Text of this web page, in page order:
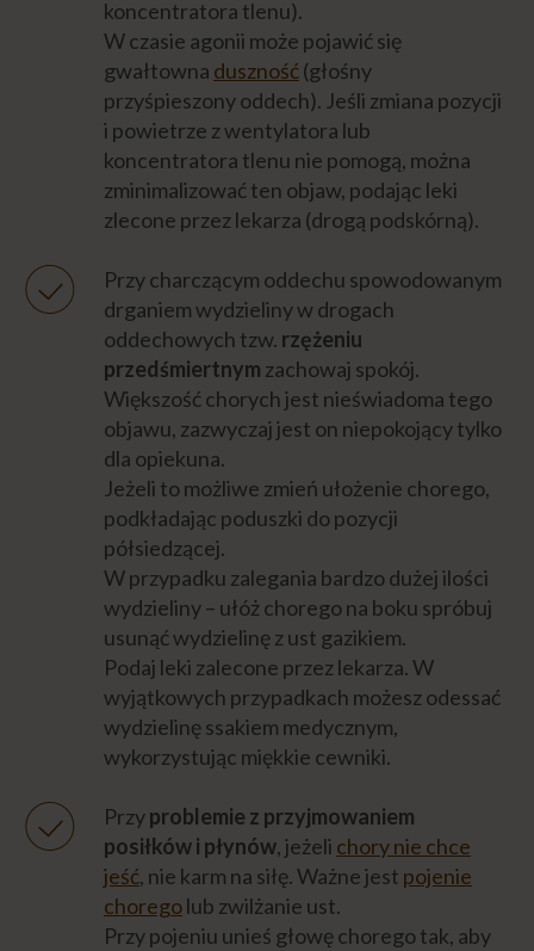
koncentratora tlenu).
W czasie agonii może pojawić się
gwałtowna duszność(głośny
przyśpieszony oddech). Jeśli zmiana pozycji
i powietrze z wentylatora lub
koncentratora tlenu nie pomogą, można
zminimalizować ten objaw, podając leki
zlecone przez lekarza (drogą podskórną).
Przy charczącym oddechu spowodowanym
drganiem wydzieliny w drogach
oddechowych tzw. rzężeniu
przedśmiertnym zachowaj spokój.
Większość chorych jest nieświadoma tego
objawu, zazwyczaj jest on niepokojący tylko
dla opiekuna.
Jeżeli to możliwe zmień ułożenie chorego,
podkładając poduszki do pozycji
półsiedzącej.
W przypadku zalegania bardzo dużej ilości
wydzieliny – ułóż chorego na boku spróbuj
usunąć wydzielinę z ust gazikiem.
Podaj leki zalecone przez lekarza. W
wyjątkowych przypadkach możesz odessać
wydzielinę ssakiem medycznym,
wykorzystując miękkie cewniki.
Przyproblemie z przyjmowaniem
posiłków i płynów, jeżeli chory nie chce
jeść, nie karm na siłę. Ważne jest pojenie
choregolub zwilżanie ust.
Przy pojeniu unieś głowę chorego tak, aby